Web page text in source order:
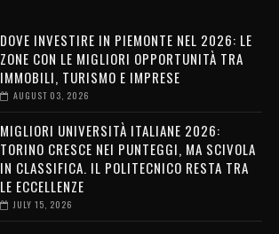
DOVE INVESTIRE IN PIEMONTE NEL 2026: LE
ZONE CON LE MIGLIORI OPPORTUNITÀ TRA
IMMOBILI, TURISMO E IMPRESE
AUGUST 03, 2026
MIGLIORI UNIVERSITÀ ITALIANE 2026:
TORINO CRESCE NEI PUNTEGGI, MA SCIVOLA
IN CLASSIFICA. IL POLITECNICO RESTA TRA
LE ECCELLENZE
JULY 15, 2026